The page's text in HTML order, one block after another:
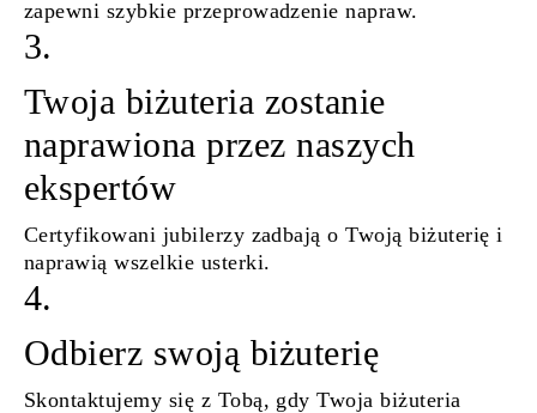
zapewni szybkie przeprowadzenie napraw.
3.
Twoja biżuteria zostanie
naprawiona przez naszych
ekspertów
Certyfikowani jubilerzy zadbają o Twoją biżuterię i
naprawią wszelkie usterki.
4.
Odbierz swoją biżuterię
Skontaktujemy się z Tobą, gdy Twoja biżuteria